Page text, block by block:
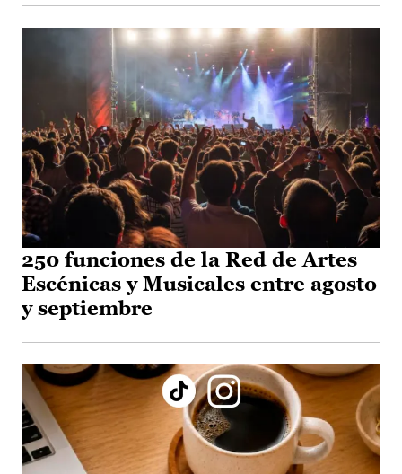
250 funciones de la Red de Artes
Escénicas y Musicales entre agosto
y septiembre